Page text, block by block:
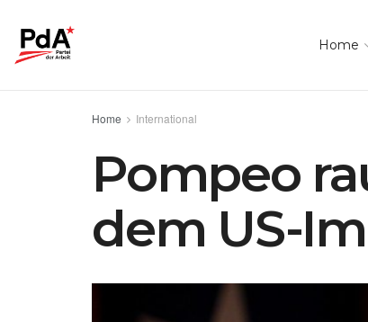
Home
Home International
Pompeo
dem US-